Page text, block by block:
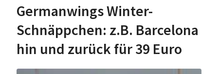
Germanwings Winter-
Schnäppchen: z.B. Barcelona
hin und zurück für 39 Euro